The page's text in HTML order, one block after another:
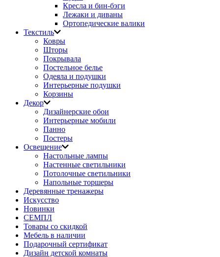
Кресла и бин-бэги
Лежаки и диваны
Ортопедические валики
Текстиль
Ковры
Шторы
Покрывала
Постельное белье
Одеяла и подушки
Интерьерные подушки
Корзины
Декор
Дизайнерские обои
Интерьерные мобили
Панно
Постеры
Освещение
Настольные лампы
Настенные светильники
Потолочные светильники
Напольные торшеры
Деревянные тренажеры
Искусство
Новинки
СЕМПЛ
Товары со скидкой
Мебель в наличии
Подарочный сертификат
Дизайн детской комнаты